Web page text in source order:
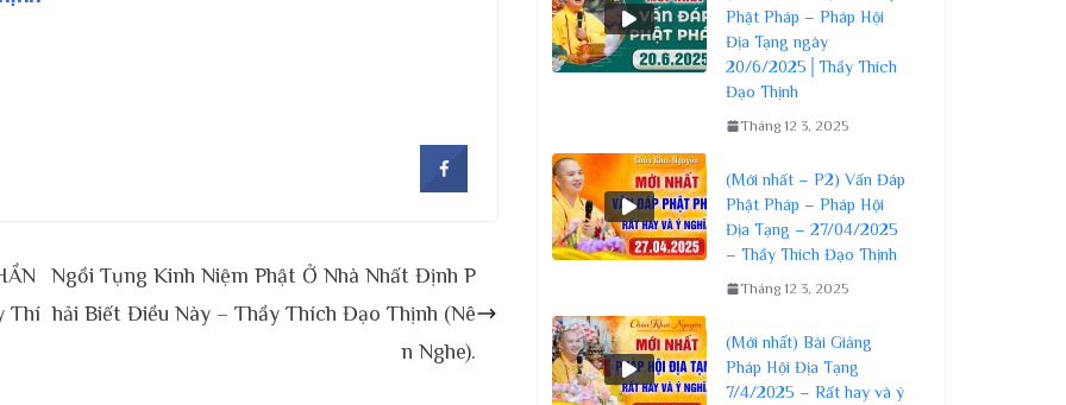
Thí
Ngồi Tụng Kinh Niệm Phật Ở Nhà Nhất Định P
hải Biết Điều Này – Thầy Thích Đạo Thịnh (Nê
n Nghe).
Phật Pháp – Pháp Hội
Địa Tạng ngày
20/6/2025│Thầy Thích
Đạo Thịnh
Tháng 12 3, 2025
(Mới nhất – P2) Vấn Đáp
Phật Pháp – Pháp Hội
Địa Tạng – 27/04/2025
– Thầy Thích Đạo Thịnh
Tháng 12 3, 2025
(Mới nhất) Bài Giảng
Pháp Hội Địa Tạng
7/4/2025 – Rất hay và ý